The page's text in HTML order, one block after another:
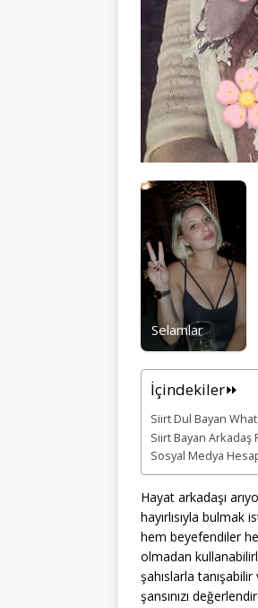
Selamlar
İçindekiler⏩
Siirt Dul Bayan
Siirt Bayan Arkadaş
Sosyal Medya
Hayat arkadaşı
hayırlısıyla
hem beyefendiler
olmadan
şahıslarla
şansınızı